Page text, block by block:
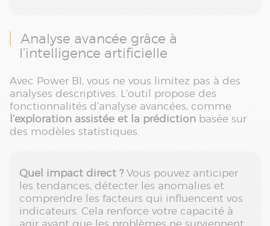
Analyse avancée grâce à
l’intelligence artificielle
Avec Power BI, vous ne vous limitez pas à des
analyses descriptives. L’outil propose des
fonctionnalités d’analyse avancées, comme
l’exploration assistée et la prédiction basée sur
des modèles statistiques.
Quel impact direct ? Vous pouvez anticiper
les tendances, détecter les anomalies et
comprendre les facteurs qui influencent vos
indicateurs. Cela renforce votre capacité à
agir avant que les problèmes ne surviennent.